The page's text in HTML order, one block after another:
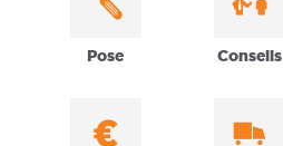
Pose Conseils